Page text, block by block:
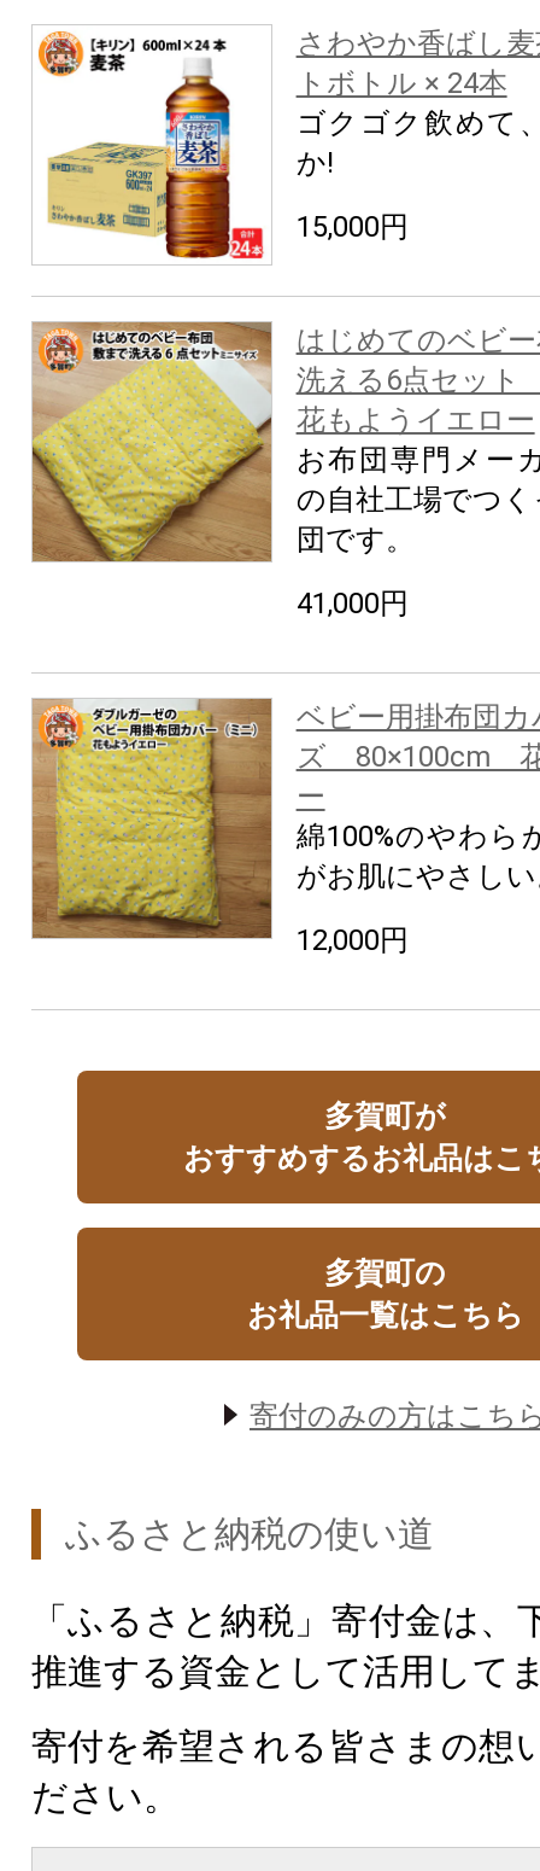
さわやか香ばし
トボトル × 24本
ゴクゴク飲めて
か!
15,000円
はじめてのベビ
洗える6点セッ
花もようイエロー
お布団専門メー
の自社工場でつ
団です。
41,000円
ベビー用掛布団
ズ 80×100cm
ー
綿100%のやわら
がお肌にやさし
12,000円
多賀町が
おすすめするお礼品はこ
多賀町の
お礼品一覧はこちら
寄付のみの方はこち
ふるさと納税の使い道
「ふるさと納税」寄付金は、
推進する資金として活用して
寄付を希望される皆さまの想
ださい。